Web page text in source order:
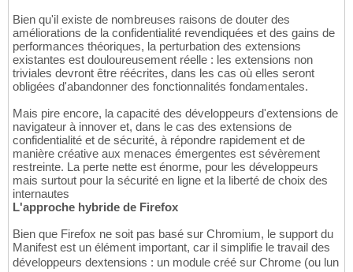
Bien qu'il existe de nombreuses raisons de douter des
améliorations de la confidentialité revendiquées et des gains de
performances théoriques, la perturbation des extensions
existantes est douloureusement réelle : les extensions non
triviales devront être réécrites, dans les cas où elles seront
obligées d'abandonner des fonctionnalités fondamentales.
Mais pire encore, la capacité des développeurs d'extensions de
navigateur à innover et, dans le cas des extensions de
confidentialité et de sécurité, à répondre rapidement et de
manière créative aux menaces émergentes est sévèrement
restreinte. La perte nette est énorme, pour les développeurs
mais surtout pour la sécurité en ligne et la liberté de choix des
internautes
L'approche hybride de Firefox
Bien que Firefox ne soit pas basé sur Chromium, le support du
Manifest est un élément important, car il simplifie le travail des
développeurs dextensions : un module créé sur Chrome (ou lun